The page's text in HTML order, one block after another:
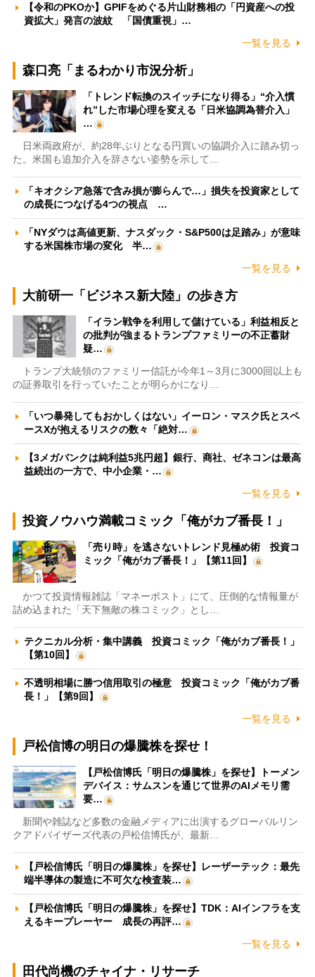
【令和のPKOか】GPIFをめぐる片山財務相の「円資産への投
資拡大」発言の波紋 「国債重視」…
一覧を見る
森口亮「まるわかり市況分析」
「トレンド転換のスイッチになり得る」“介入慣
れ”した市場心理を変える「日米協調為替介入」
…
日米両政府が、約28年ぶりとなる円買いの協調介入に踏み切っ
た。米国も追加介入を辞さない姿勢を示して…
「キオクシア急落で含み損が膨らんで…」損失を投資家として
の成長につなげる4つの視点 …
「NYダウは高値更新、ナスダック・S&P500は足踏み」が意味
する米国株市場の変化 半…
一覧を見る
大前研一「ビジネス新大陸」の歩き方
「イラン戦争を利用して儲けている」利益相反と
の批判が強まるトランプファミリーの不正蓄財
疑…
トランプ大統領のファミリー信託が今年1～3月に3000回以上も
の証券取引を行っていたことが明らかになり…
「いつ暴発してもおかしくはない」イーロン・マスク氏とスペ
ースXが抱えるリスクの数々「絶対…
【3メガバンクは純利益5兆円超】銀行、商社、ゼネコンは最高
益続出の一方で、中小企業・…
一覧を見る
投資ノウハウ満載コミック「俺がカブ番長！」
「売り時」を逃さないトレンド見極め術 投資コ
ミック「俺がカブ番長！」【第11回】
かつて投資情報雑誌「マネーポスト」にて、圧倒的な情報量が
詰め込まれた「天下無敵の株コミック」とし…
テクニカル分析・集中講義 投資コミック「俺がカブ番長！」
【第10回】
不透明相場に勝つ信用取引の極意 投資コミック「俺がカブ番
長！」【第9回】
一覧を見る
戸松信博の明日の爆騰株を探せ！
【戸松信博氏「明日の爆騰株」を探せ】トーメン
デバイス：サムスンを通じて世界のAIメモリ需
要…
新聞や雑誌など多数の金融メディアに出演するグローバルリン
クアドバイザーズ代表の戸松信博氏が、最新…
【戸松信博氏「明日の爆騰株」を探せ】レーザーテック：最先
端半導体の製造に不可欠な検査装…
【戸松信博氏「明日の爆騰株」を探せ】TDK：AIインフラを支
えるキープレーヤー 成長の再評…
一覧を見る
田代尚機のチャイナ・リサーチ